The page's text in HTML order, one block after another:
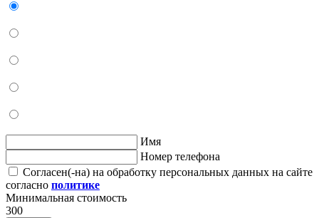
Имя
Номер телефона
Согласен(-на) на обработку персональных данных на сайте
согласно политике
Минимальная стоимость
300